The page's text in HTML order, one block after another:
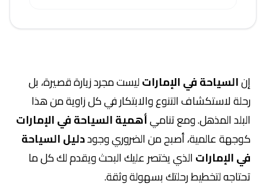
إنالسياحة في الإماراتليست مجرد زيارة قصيرة، بل
رحلة لاستكشاف التنوع والابتكار في كل زاوية من هذا
البلد المذهل. ومع تناميأهمية السياحة في الإمارات
كوجهة عالمية، أصبح من الضروري وجوددليل السياحة
في الإماراتالذي يختصر عليك البحث ويقدم لك كل ما
تحتاجه لتخطيط رحلتك بسهولة وثقة.